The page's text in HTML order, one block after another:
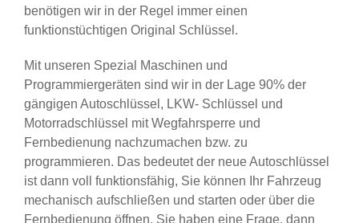
benötigen wir in der Regel immer einen
funktionstüchtigen Original Schlüssel.
Mit unseren Spezial Maschinen und
Programmiergeräten sind wir in der Lage 90% der
gängigen Autoschlüssel, LKW- Schlüssel und
Motorradschlüssel mit Wegfahrsperre und
Fernbedienung nachzumachen bzw. zu
programmieren. Das bedeutet der neue Autoschlüssel
ist dann voll funktionsfähig, Sie können Ihr Fahrzeug
mechanisch aufschließen und starten oder über die
Fernbedienung öffnen. Sie haben eine Frage, dann